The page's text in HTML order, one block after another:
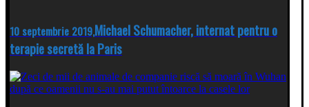
10 septembrie 2019,Michael Schumacher, internat pentru o
terapie secretă la Paris